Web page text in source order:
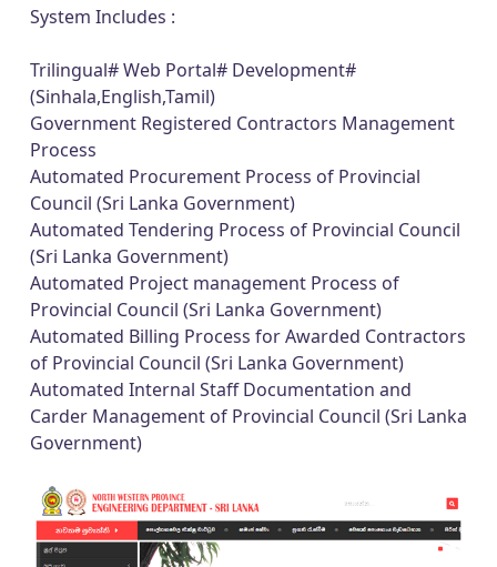
System Includes :
Trilingual# Web Portal# Development#
(Sinhala,English,Tamil)
Government Registered Contractors Management
Process
Automated Procurement Process of Provincial
Council (Sri Lanka Government)
Automated Tendering Process of Provincial Council
(Sri Lanka Government)
Automated Project management Process of
Provincial Council (Sri Lanka Government)
Automated Billing Process for Awarded Contractors
of Provincial Council (Sri Lanka Government)
Automated Internal Staff Documentation and
Carder Management of Provincial Council (Sri Lanka
Government)